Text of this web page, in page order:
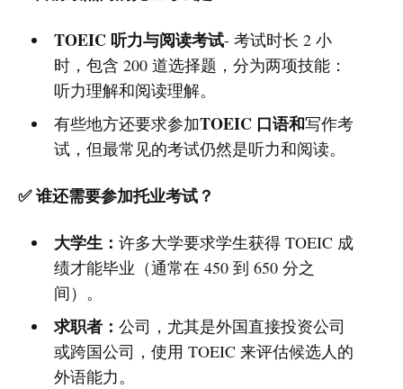
TOEIC 听力与阅读考试- 考试时长 2 小
时，包含 200 道选择题，分为两项技能：
听力理解和阅读理解。
有些地方还要求参加TOEIC 口语和写作考
试，但最常见的考试仍然是听力和阅读。
✅ 谁还需要参加托业考试？
大学生： 许多大学要求学生获得 TOEIC 成
绩才能毕业（通常在 450 到 650 分之
间）。
求职者： 公司，尤其是外国直接投资公司
或跨国公司，使用 TOEIC 来评估候选人的
外语能力。